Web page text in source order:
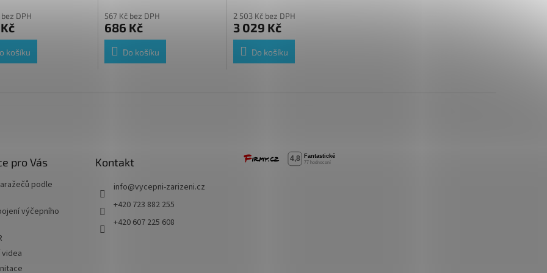
DPH
košíku
567 Kč bez DPH
686 Kč
Do košíku
2 503 Kč bez DPH
3 029 Kč
Do košíku
pro Vás
podle
výčepního
Kontakt
info@vycepni-zarizeni.cz
+420 723 882 255
+420 607 225 608